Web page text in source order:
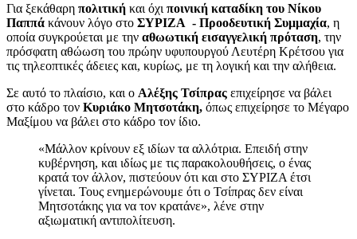
Για ξεκάθαρη πολιτική και όχι ποινική καταδίκη του Νίκου
Παππά κάνουν λόγο στο ΣΥΡΙΖΑ - Προοδευτική Συμμαχία, η
οποία συγκρούεται με την αθωωτική εισαγγελική πρόταση, την
πρόσφατη αθώωση του πρώην υφυπουργού Λευτέρη Κρέτσου για
τις τηλεοπτικές άδειες και, κυρίως, με τη λογική και την αλήθεια.
Σε αυτό το πλαίσιο, και ο Αλέξης Τσίπρας επιχείρησε να βάλει
στο κάδρο τον Κυριάκο Μητσοτάκη, όπως επιχείρησε το Μέγαρο
Μαξίμου να βάλει στο κάδρο τον ίδιο.
«Μάλλον κρίνουν εξ ιδίων τα αλλότρια. Επειδή στην
κυβέρνηση, και ιδίως με τις παρακολουθήσεις, ο ένας
κρατά τον άλλον, πιστεύουν ότι και στο ΣΥΡΙΖΑ έτσι
γίνεται. Τους ενημερώνουμε ότι ο Τσίπρας δεν είναι
Μητσοτάκης για να τον κρατάνε», λένε στην
αξιωματική αντιπολίτευση.